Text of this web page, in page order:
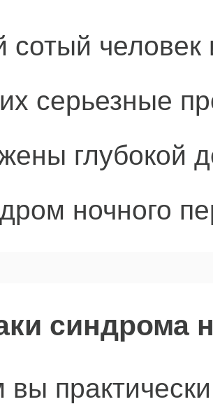
сотый
серьезные
глубокой
ночного
синдрома